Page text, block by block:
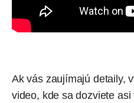
Ak vás zaujímajú detaily,
video, kde sa dozviete